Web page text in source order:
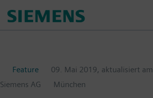
para
Feature
09. Mai 2019, aktualisiert am
Siemens AG
München